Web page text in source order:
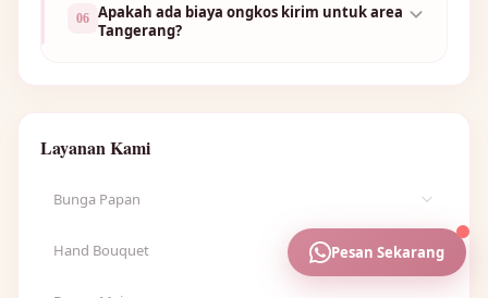
06 Apakah ada biaya ongkos kirim untuk area
Tangerang?
Layanan Kami
Bunga Papan
Hand Bouquet Pesan Sekarang